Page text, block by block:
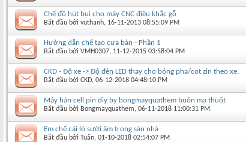
Chế đồ hút bụi cho máy CNC điêu khắc gỗ
Bắt đầu bởi vuthanh‎, 16-11-2013 08:55:09 PM
Hướng dẫn chế tạo cưa bàn - Phần 1
Bắt đầu bởi VMH0307‎, 11-12-2015 03:58:04 PM
CKD - Độ xe -> Độ đèn LED thay cho bóng pha/cot zin theo xe.
Bắt đầu bởi CKD‎, 06-12-2018 04:48:10 PM
Máy hàn cell pin diy by bongmayquathem buôn ma thuốt
Bắt đầu bởi Bongmayquathem‎, 06-11-2018 11:00:31 PM
Em chế cái lò sưởi âm trong sàn nhà
Bắt đầu bởi Tuấn‎, 01-10-2018 02:54:07 PM